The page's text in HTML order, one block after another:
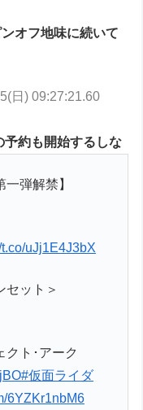
オフ地味に続いて
日) 09:27:21.60
約も開始するしな
弾解禁】
t.co/uJj1E4J3bX
セット＞
クト･アーク
#仮面ライダ
6YZKr1nbM6